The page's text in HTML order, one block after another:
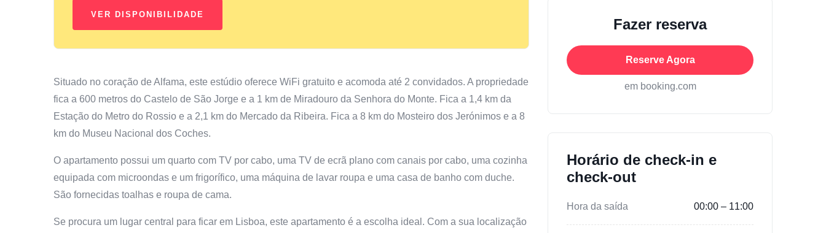
Situado no coração de Alfama, este estúdio oferece WiFi gratuito e acomoda até 2 convidados. A propriedade
fica a 600 metros do Castelo de São Jorge e a 1 km de Miradouro da Senhora do Monte. Fica a 1,4 km da
Estação do Metro do Rossio e a 2,1 km do Mercado da Ribeira. Fica a 8 km do Mosteiro dos Jerónimos e a 8
km do Museu Nacional dos Coches.
O apartamento possui um quarto com TV por cabo, uma TV de ecrã plano com canais por cabo, uma cozinha
equipada com microondas e um frigorífico, uma máquina de lavar roupa e uma casa de banho com duche.
São fornecidas toalhas e roupa de cama.
Se procura um lugar central para ficar em Lisboa, este apartamento é a escolha ideal. Com a sua localização
Fazer reserva
Reserve Agora
em booking.com
Horário de check-in e
check-out
Hora da saída 00:00 – 11:00